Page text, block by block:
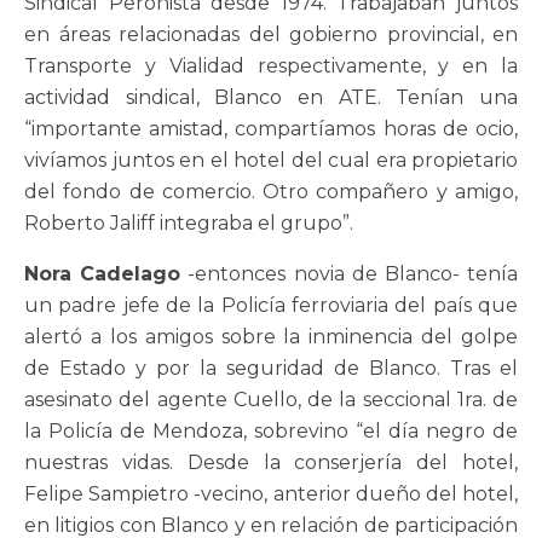
en áreas relacionadas del gobierno provincial, en
Transporte y Vialidad respectivamente, y en la
actividad sindical, Blanco en ATE. Tenían una
“importante amistad, compartíamos horas de ocio,
vivíamos juntos en el hotel del cual era propietario
del fondo de comercio. Otro compañero y amigo,
Roberto Jaliff integraba el grupo”.
Nora Cadelago -entonces novia de Blanco- tenía
un padre jefe de la Policía ferroviaria del país que
alertó a los amigos sobre la inminencia del golpe
de Estado y por la seguridad de Blanco. Tras el
asesinato del agente Cuello, de la seccional 1ra. de
la Policía de Mendoza, sobrevino “el día negro de
nuestras vidas. Desde la conserjería del hotel,
Felipe Sampietro -vecino, anterior dueño del hotel,
en litigios con Blanco y en relación de participación